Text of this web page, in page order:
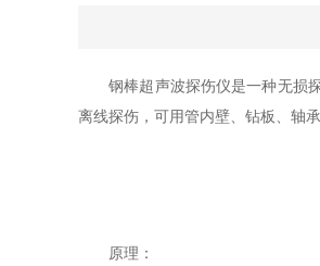
钢棒超声波探伤仪是一种无损探
离线探伤，可用管内壁、钻板、轴
原理：